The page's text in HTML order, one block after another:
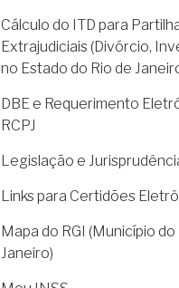
Cálculo do ITD para
Extrajudiciais (Divórcio,
no Estado do Rio de
DBE e Requerimento
RCPJ
Legislação e
Links para Certidões
Mapa do RGI (Município do
Janeiro)